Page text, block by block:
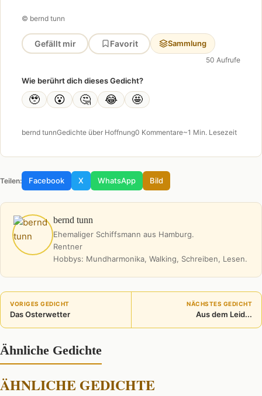
© bernd tunn
Gefällt mir Favorit Sammlung
50 Aufrufe
Wie berührt dich dieses Gedicht?
🥹 😮 🤔 😂 🤩
bernd tunnGedichte über Hoffnung0 Kommentare~1 Min. Lesezeit
Teilen: Facebook X WhatsApp Bild
bernd tunn
Ehemaliger Schiffsmann aus Hamburg.
Rentner
Hobbys: Mundharmonika, Walking, Schreiben, Lesen.
VORIGES GEDICHT
Das Osterwetter
NÄCHSTES GEDICHT
Aus dem Leid...
Ähnliche Gedichte
ÄHNLICHE GEDICHTE